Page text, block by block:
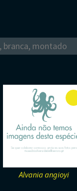
Alvania angioyi